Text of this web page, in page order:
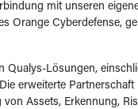
mit unseren
Orange Cyberdefense,
Qualys-Lösungen,
erweiterte Partnerschaft
Assets, Erkennung,